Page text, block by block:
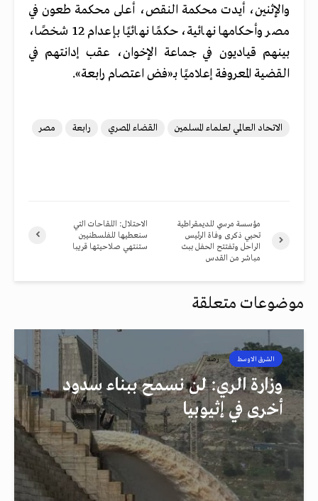
والإثنين، أيدت محكمة النقص، أعلى محكمة طعون في
مصر وأحكامها نهائية، حكمًا نهائيًا بإعدام 12 شخصًا،
بينهم قياديون في جماعة الإخوان، عقب إدانتهم في
القضية المعروفة إعلاميًا بـ«فض اعتصام رابعة».
الاتحاد العالمي لعلماء المسلمين القضاء المصري رابعة مصر
الاحتلال: اللقاحات التي
سنعطيها للفلسطنيين
ستنتهي صلاحيتها قريبا
مؤسسة مرسي للديمقراطية
تحيي ذكرى وفاة الرئيس
الراحل وتفتتح الحفل ببث
مباشر من القدس
موضوعات متعلقة
الشرق الاوسط رصد
وزارة الري: لن نسمح ببناء سدود
أخرى في إثيوبيا